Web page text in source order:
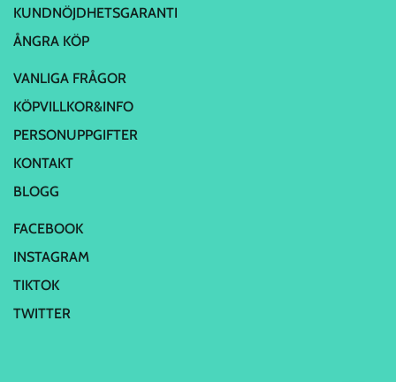
KUNDNÖJDHETSGARANTI
ÅNGRA KÖP
VANLIGA FRÅGOR
KÖPVILLKOR&INFO
PERSONUPPGIFTER
KONTAKT
BLOGG
FACEBOOK
INSTAGRAM
TIKTOK
TWITTER